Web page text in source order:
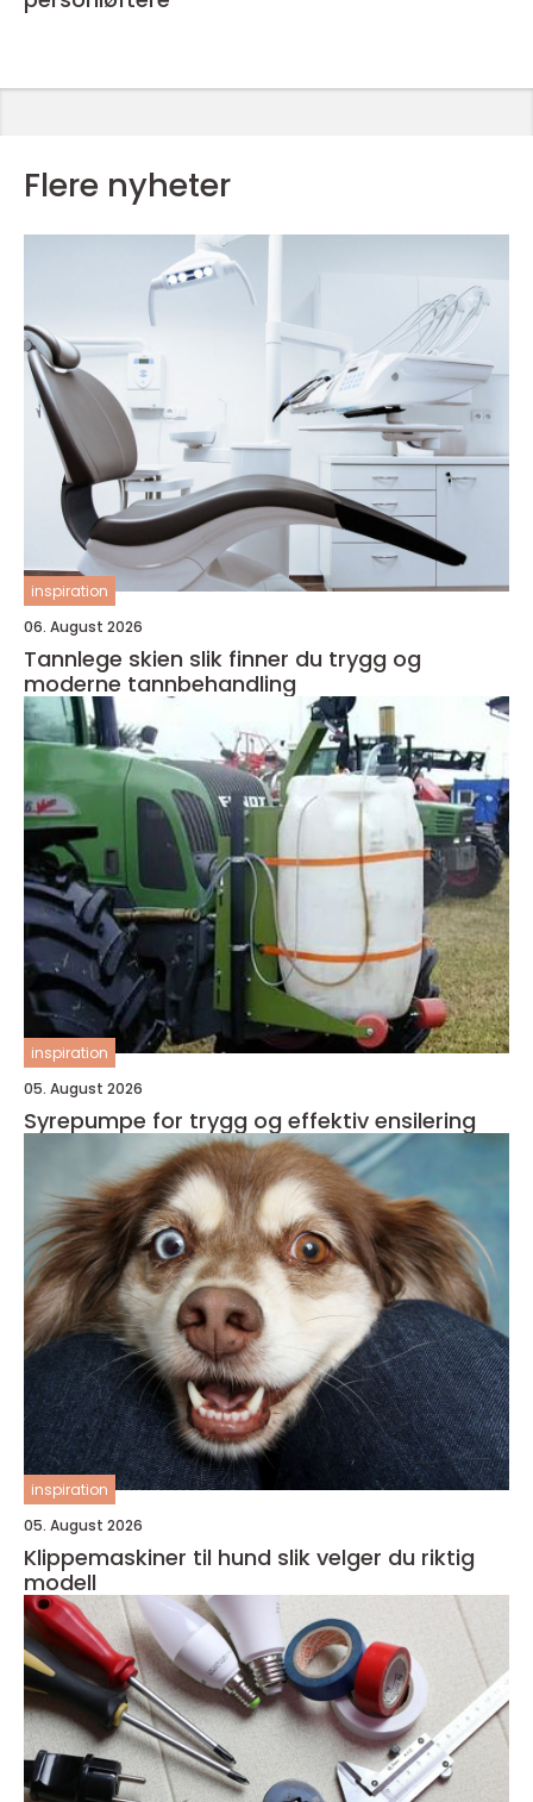
Flere nyheter
inspiration
06. August 2026
Tannlege skien slik finner du trygg og
moderne tannbehandling
inspiration
05. August 2026
Syrepumpe for trygg og effektiv ensilering
inspiration
05. August 2026
Klippemaskiner til hund slik velger du riktig
modell